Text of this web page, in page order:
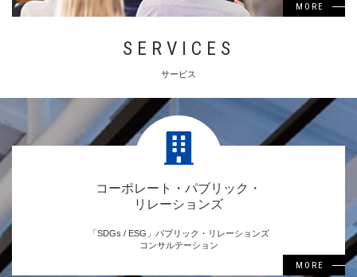
MORE
SERVICES
サービス
コーポレート・パブリック・
リレーションズ
「SDGs / ESG」パブリック・リレーションズ
コンサルテーション
MORE